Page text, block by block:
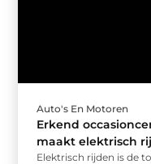
Auto's En Motoren
Erkend
maakt elektrisch
Elektrisch rijden is de